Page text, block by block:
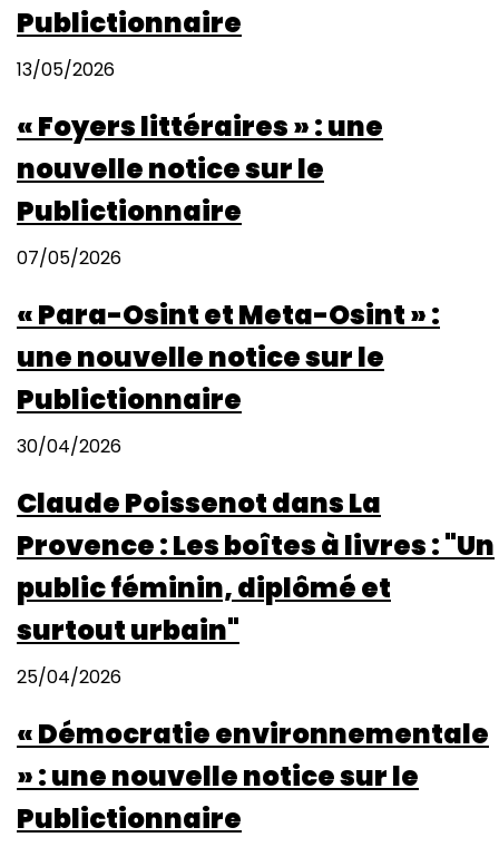
Publictionnaire
13/05/2026
« Foyers littéraires » : une
nouvelle notice sur le
Publictionnaire
07/05/2026
« Para-Osint et Meta-Osint » :
une nouvelle notice sur le
Publictionnaire
30/04/2026
Claude Poissenot dans La
Provence : Les boîtes à livres : "Un
public féminin, diplômé et
surtout urbain"
25/04/2026
« Démocratie environnementale
» : une nouvelle notice sur le
Publictionnaire